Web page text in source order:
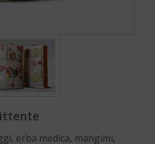
erba medica, mangimi,